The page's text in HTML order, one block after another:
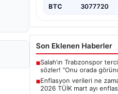
BTC 3077720
Son Eklenen Haberler
■Salah’ın Trabzonspor
sözler! “Onu orada
■Enflasyon verileri ne
2026 TÜİK mart ayı